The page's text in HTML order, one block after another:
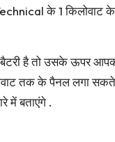
के 1 किलोवाट के
बैटरी है तो उसके ऊपर
तक के पैनल लगा
में बताएंगे .